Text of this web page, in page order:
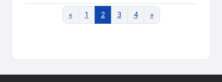
«Página anterior
1 Página 1
2Página 2
3Página 3
4Página 4
»Próxima página